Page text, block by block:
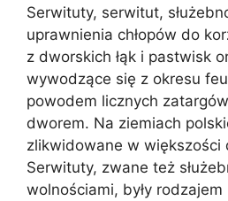
Serwituty, serwitut,
uprawnienia chłopów do
z dworskich łąk i pastwisk
wywodzące się z okresu
powodem licznych
dworem. Na ziemiach
zlikwidowane w większości
Serwituty, zwane też
wolnościami, były